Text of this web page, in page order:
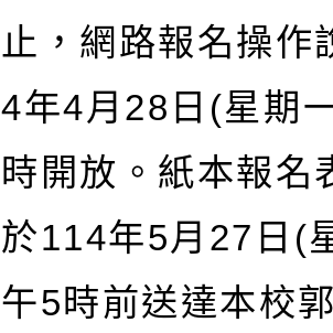
止，網路報名操作
4年4月28日(星期
時開放。紙本報名
於114年5月27日(
午5時前送達本校